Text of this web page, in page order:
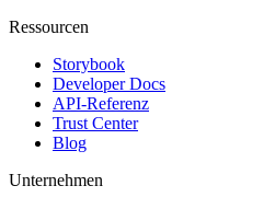
Ressourcen
Storybook
Developer Docs
API-Referenz
Trust Center
Blog
Unternehmen